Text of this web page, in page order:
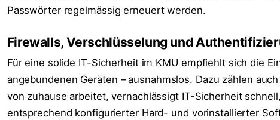
Passwörter regelmässig erneuert werden.
Firewalls, Verschlüsselung und
Für eine solide IT-Sicherheit im KMU empfiehlt sich die
angebundenen Geräten – ausnahmslos. Dazu zählen
von zuhause arbeitet, vernachlässigt IT-Sicherheit
entsprechend konfigurierter Hard- und vorinstallierter